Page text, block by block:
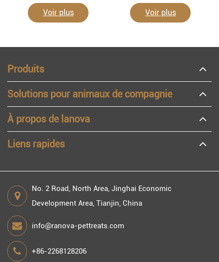
Voir plus Voir plus
Produits
Solutions pour animaux de compagnie
À propos de lanova
Liens rapides
No. 2 Road, North Area, Jinghai Economic
Development Area, Tianjin, China
info@ranova-pettreats.com
+86-2268128206